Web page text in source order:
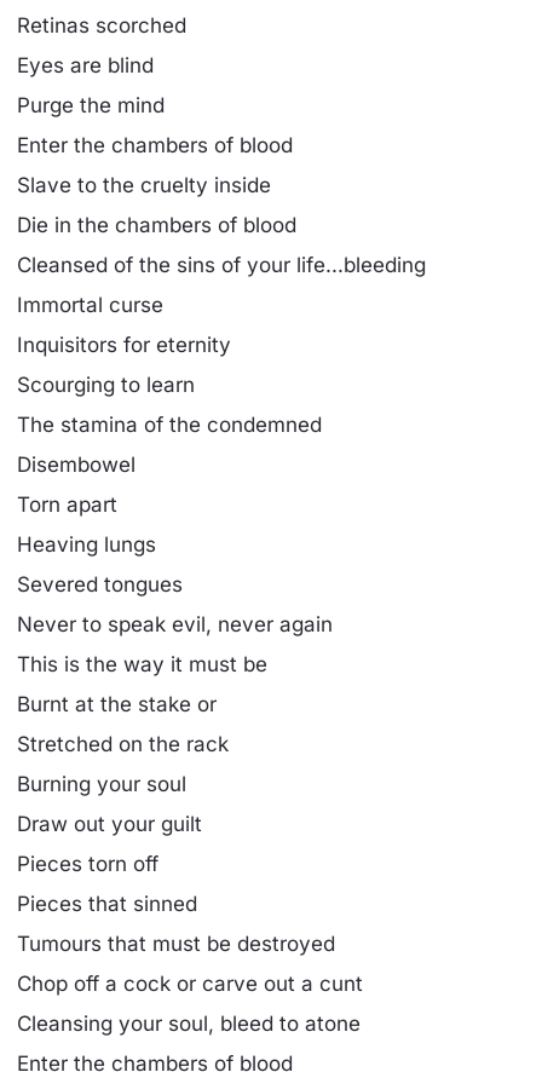
Retinas scorched
Eyes are blind
Purge the mind
Enter the chambers of blood
Slave to the cruelty inside
Die in the chambers of blood
Cleansed of the sins of your life...bleeding
Immortal curse
Inquisitors for eternity
Scourging to learn
The stamina of the condemned
Disembowel
Torn apart
Heaving lungs
Severed tongues
Never to speak evil, never again
This is the way it must be
Burnt at the stake or
Stretched on the rack
Burning your soul
Draw out your guilt
Pieces torn off
Pieces that sinned
Tumours that must be destroyed
Chop off a cock or carve out a cunt
Cleansing your soul, bleed to atone
Enter the chambers of blood